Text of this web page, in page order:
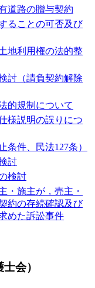
道路の贈与契約
ることの可否及び
地利用権の法的整
討（請負契約解除
的規制について
様説明の誤りにつ
件、民法127条）
討
検討
・施主が，売主・
約の存続確認及び
めた訴訟事件
会）